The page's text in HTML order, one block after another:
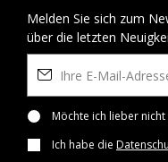
Business-Look können
zurückgreifen. Ein stets
Jacke und Hose perfekt
Passform und die
dazu, ganz bequem von
gelangen. Um einen
Anzugkombination mit
Farben abzurunden, liegt
Melden Sie sich zum
über die letzten
Möchte ich lieber nicht
Ich habe die